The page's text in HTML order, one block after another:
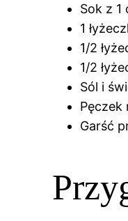
Sok z
1
1/2
1/2
Sól i
Pęczek
Garść